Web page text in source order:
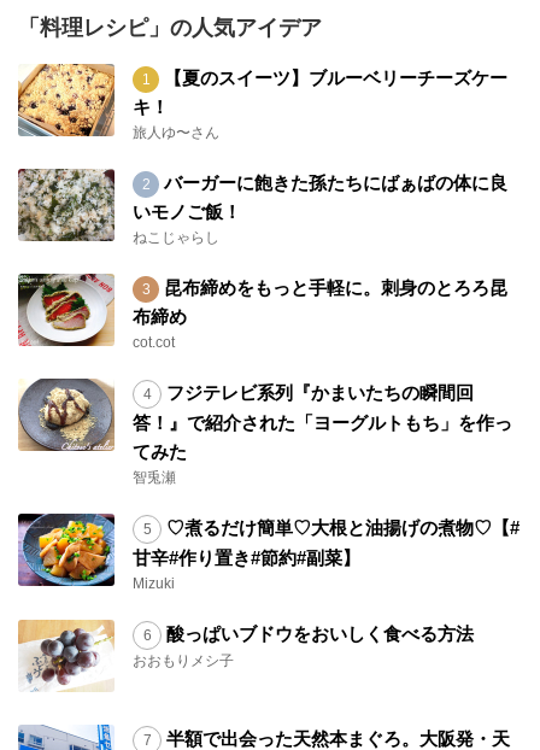
「料理レシピ」の人気アイデア
【夏のスイーツ】ブルーベリーチーズケー
キ！
旅人ゆ〜さん
バーガーに飽きた孫たちにばぁばの体に良
いモノご飯！
ねこじゃらし
昆布締めをもっと手軽に。刺身のとろろ昆
布締め
cot.cot
フジテレビ系列『かまいたちの瞬間回
答！』で紹介された「ヨーグルトもち」を作っ
てみた
智兎瀬
♡煮るだけ簡単♡大根と油揚げの煮物♡【#
甘辛#作り置き#節約#副菜】
Mizuki
酸っぱいブドウをおいしく食べる方法
おおもりメシ子
半額で出会った天然本まぐろ。大阪発・天